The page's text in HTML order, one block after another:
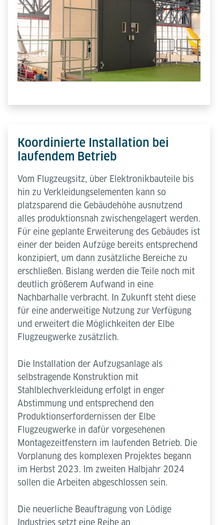
Koordinierte Installation bei
laufendem Betrieb
Vom Flugzeugsitz, über Elektronikbauteile bis
hin zu Verkleidungselementen kann so
platzsparend die Gebäudehöhe ausnutzend
alles produktionsnah zwischengelagert werden.
Für eine geplante Erweiterung des Gebäudes ist
einer der beiden Aufzüge bereits entsprechend
konzipiert, um dann zusätzliche Bereiche zu
erschließen. Bislang werden die Teile noch mit
deutlich größerem Aufwand in eine
Nachbarhalle verbracht. In Zukunft steht diese
für eine anderweitige Nutzung zur Verfügung
und erweitert die Möglichkeiten der Elbe
Flugzeugwerke zusätzlich.
Die Installation der Aufzugsanlage als
selbstragende Konstruktion mit
Stahlblechverkleidung erfolgt in enger
Abstimmung und entsprechend den
Produktionserfordernissen der Elbe
Flugzeugwerke in dafür vorgesehenen
Montagezeitfenstern im laufenden Betrieb. Die
Vorplanung des komplexen Projektes begann
im Herbst 2023. Im zweiten Halbjahr 2024
sollen die Arbeiten abgeschlossen sein.
Die neuerliche Beauftragung von Lödige
Industries setzt eine Reihe an